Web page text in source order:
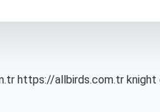
https://allbirds.com.tr knight